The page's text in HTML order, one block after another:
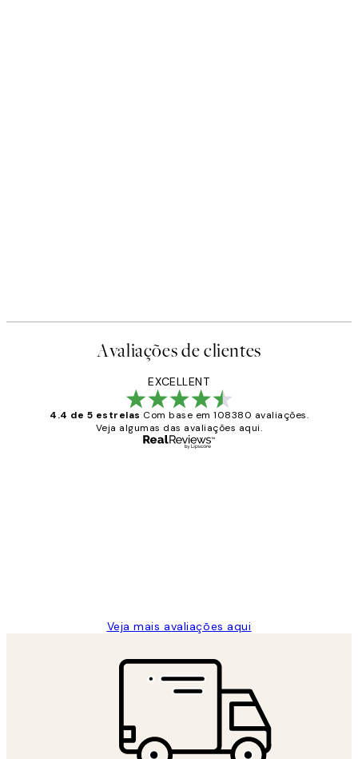
Avaliações de clientes
EXCELLENT
4.4 de 5 estrelas Com base em 108380 avaliações.
Veja algumas das avaliações aqui.
Veja mais avaliações aqui